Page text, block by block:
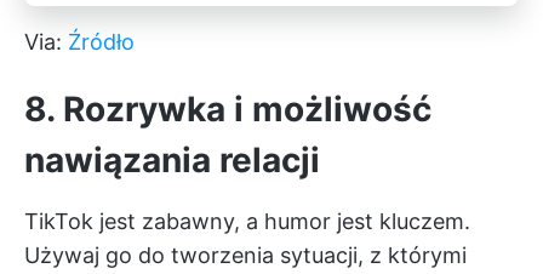
Via: Źródło
8. Rozrywka i możliwość
nawiązania relacji
TikTok jest zabawny, a humor jest kluczem.
Używaj go do tworzenia sytuacji, z którymi